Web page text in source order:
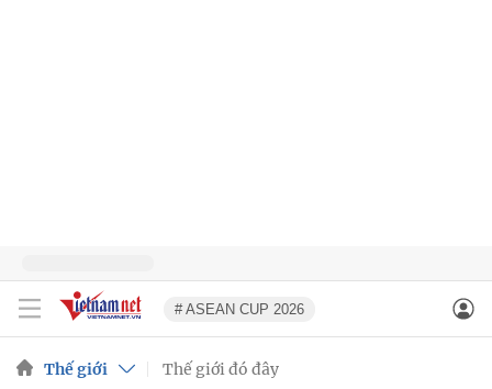
# ASEAN CUP 2026
Thế giới Thế giới đó đây